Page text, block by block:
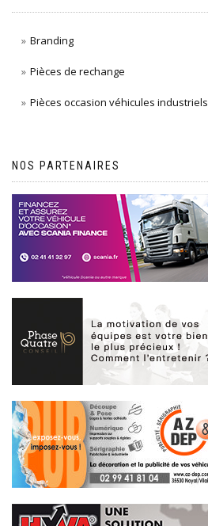
Branding
Pièces de rechange
Pièces occasion véhicules industriels
NOS PARTENAIRES